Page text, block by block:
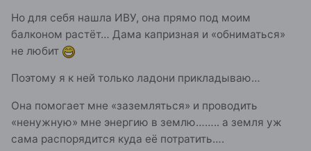
Но для себя нашла ИВУ, она прямо под моим
балконом растёт… Дама капризная и «обниматься»
не любит
Поэтому я к ней только ладони прикладываю…
Она помогает мне «заземляться» и проводить
«ненужную» мне энергию в землю…….. а земля уж
сама распорядится куда её потратить….